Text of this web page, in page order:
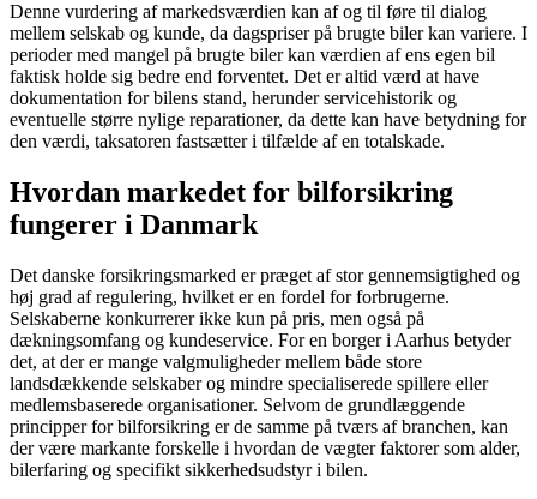
Denne vurdering af markedsværdien kan af og til føre til dialog
mellem selskab og kunde, da dagspriser på brugte biler kan variere. I
perioder med mangel på brugte biler kan værdien af ens egen bil
faktisk holde sig bedre end forventet. Det er altid værd at have
dokumentation for bilens stand, herunder servicehistorik og
eventuelle større nylige reparationer, da dette kan have betydning for
den værdi, taksatoren fastsætter i tilfælde af en totalskade.
Hvordan markedet for bilforsikring
fungerer i Danmark
Det danske forsikringsmarked er præget af stor gennemsigtighed og
høj grad af regulering, hvilket er en fordel for forbrugerne.
Selskaberne konkurrerer ikke kun på pris, men også på
dækningsomfang og kundeservice. For en borger i Aarhus betyder
det, at der er mange valgmuligheder mellem både store
landsdækkende selskaber og mindre specialiserede spillere eller
medlemsbaserede organisationer. Selvom de grundlæggende
principper for bilforsikring er de samme på tværs af branchen, kan
der være markante forskelle i hvordan de vægter faktorer som alder,
bilerfaring og specifikt sikkerhedsudstyr i bilen.